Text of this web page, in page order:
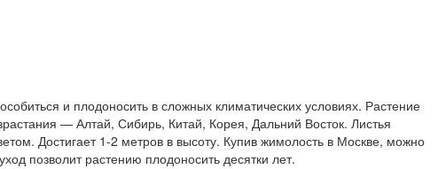
и плодоносить в сложных климатических условиях. Растение
— Алтай, Сибирь, Китай, Корея, Дальний Восток. Листья
Достигает 1-2 метров в высоту. Купив жимолость в Москве, можно
позволит растению плодоносить десятки лет.